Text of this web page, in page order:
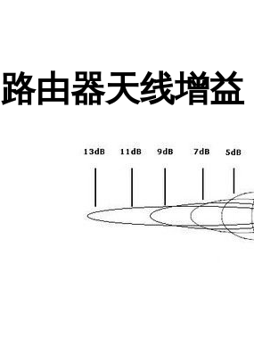
路由器天线增益